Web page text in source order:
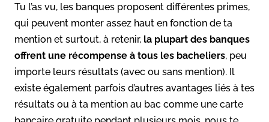
Tu l’as vu, les banques proposent différentes primes,
qui peuvent monter assez haut en fonction de ta
mention et surtout, à retenir, la plupart des banques
offrent une récompense à tous les bacheliers, peu
importe leurs résultats (avec ou sans mention). Il
existe également parfois d’autres avantages liés à tes
résultats ou à ta mention au bac comme une carte